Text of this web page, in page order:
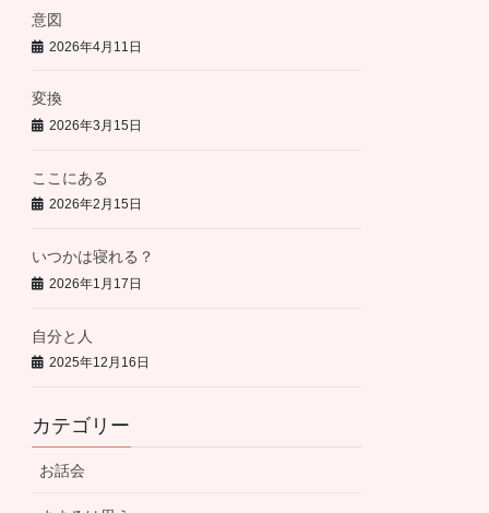
意図
2026年4月11日
変換
2026年3月15日
ここにある
2026年2月15日
いつかは寝れる？
2026年1月17日
自分と人
2025年12月16日
カテゴリー
お話会